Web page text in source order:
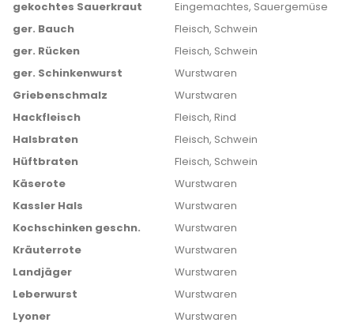
gekochtes Sauerkraut
Eingemachtes, Sauergemüse
ger. Bauch
Fleisch, Schwein
ger. Rücken
Fleisch, Schwein
ger. Schinkenwurst
Wurstwaren
Griebenschmalz
Wurstwaren
Hackfleisch
Fleisch, Rind
Halsbraten
Fleisch, Schwein
Hüftbraten
Fleisch, Schwein
Käserote
Wurstwaren
Kassler Hals
Wurstwaren
Kochschinken geschn.
Wurstwaren
Kräuterrote
Wurstwaren
Landjäger
Wurstwaren
Leberwurst
Wurstwaren
Lyoner
Wurstwaren